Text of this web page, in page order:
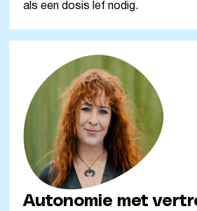
als een dosis lef nodig.
Autonomie met